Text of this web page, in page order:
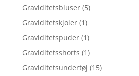
Graviditetsbluser (5)
Graviditetskjoler (1)
Graviditetspuder (1)
Graviditetsshorts (1)
Graviditetsundertøj (15)